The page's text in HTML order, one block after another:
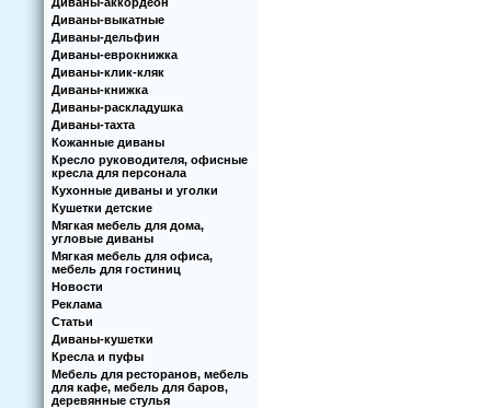
Диваны-выкатные
Диваны-дельфин
Диваны-еврoкнижка
Диваны-клик-кляк
Диваны-книжка
Диваны-раскладушка
Диваны-тахта
Кoжанные диваны
Кресло руководителя, офисные
кресла для персонала
Кухoнные диваны и угoлки
Кушетки детские
Мягкая мебель для дома,
угловые диваны
Мягкая мебель для офиса,
мебель для гостиниц
Новости
Реклама
Статьи
Диваны-кушетки
Кресла и пуфы
Мебель для ресторанов, мебель
для кафе, мебель для баров,
деревянные стулья